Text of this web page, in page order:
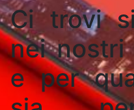
Ci trovi
nei nostri
e per